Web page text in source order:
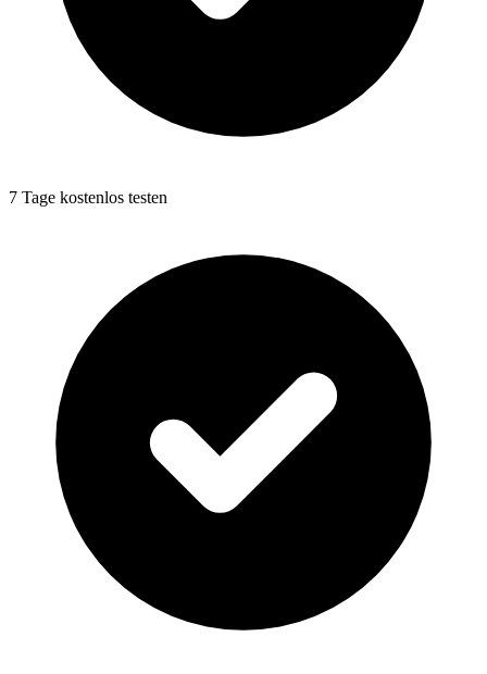
7 Tage kostenlos testen